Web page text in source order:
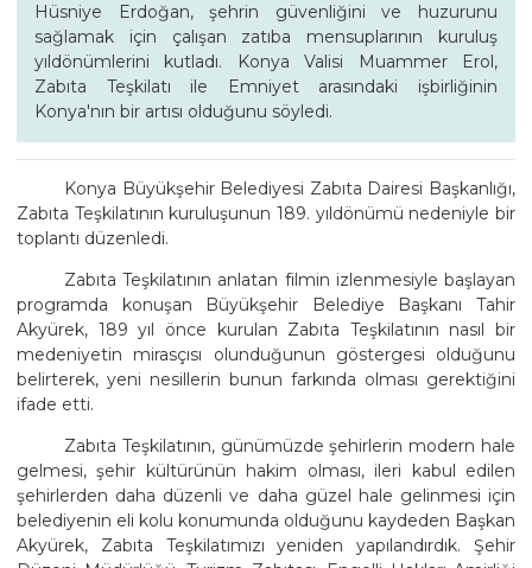
Hüsniye Erdoğan, şehrin güvenliğini ve huzurunu
sağlamak için çalışan zatıba mensuplarının kuruluş
yıldönümlerini kutladı. Konya Valisi Muammer Erol,
Zabıta Teşkilatı ile Emniyet arasındaki işbirliğinin
Konya'nın bir artısı olduğunu söyledi.
Konya Büyükşehir Belediyesi Zabıta Dairesi Başkanlığı,
Zabıta Teşkilatının kuruluşunun 189. yıldönümü nedeniyle bir
toplantı düzenledi.
Zabıta Teşkilatının anlatan filmin izlenmesiyle başlayan
programda konuşan Büyükşehir Belediye Başkanı Tahir
Akyürek, 189 yıl önce kurulan Zabıta Teşkilatının nasıl bir
medeniyetin mirasçısı olunduğunun göstergesi olduğunu
belirterek, yeni nesillerin bunun farkında olması gerektiğini
ifade etti.
Zabıta Teşkilatının, günümüzde şehirlerin modern hale
gelmesi, şehir kültürünün hakim olması, ileri kabul edilen
şehirlerden daha düzenli ve daha güzel hale gelinmesi için
belediyenin eli kolu konumunda olduğunu kaydeden Başkan
Akyürek, Zabıta Teşkilatımızı yeniden yapılandırdık. Şehir